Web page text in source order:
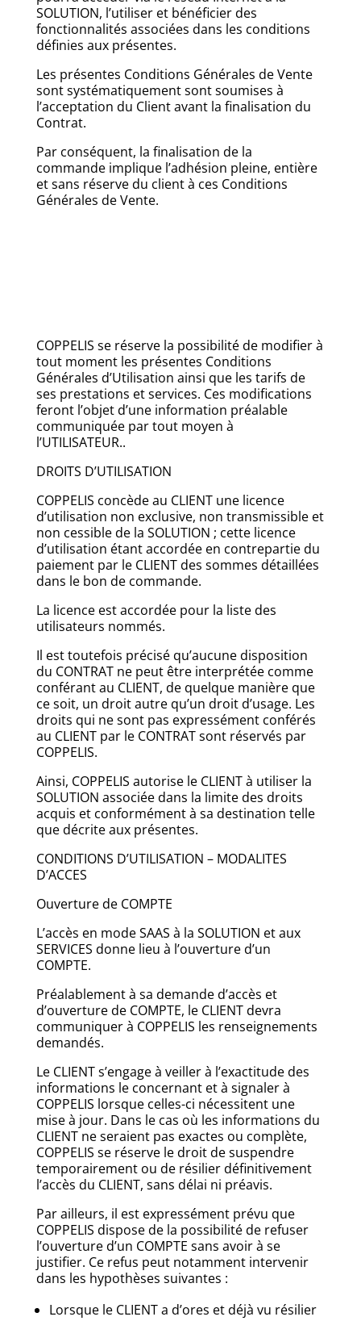
SOLUTION, l’utiliser et bénéficier des
fonctionnalités associées dans les conditions
définies aux présentes.
Les présentes Conditions Générales de Vente
sont systématiquement sont soumises à
l’acceptation du Client avant la finalisation du
Contrat.
Par conséquent, la finalisation de la
commande implique l’adhésion pleine, entière
et sans réserve du client à ces Conditions
Générales de Vente.
COPPELIS se réserve la possibilité de modifier à
tout moment les présentes Conditions
Générales d’Utilisation ainsi que les tarifs de
ses prestations et services. Ces modifications
feront l’objet d’une information préalable
communiquée par tout moyen à
l’UTILISATEUR..
DROITS D’UTILISATION
COPPELIS concède au CLIENT une licence
d’utilisation non exclusive, non transmissible et
non cessible de la SOLUTION ; cette licence
d’utilisation étant accordée en contrepartie du
paiement par le CLIENT des sommes détaillées
dans le bon de commande.
La licence est accordée pour la liste des
utilisateurs nommés.
Il est toutefois précisé qu’aucune disposition
du CONTRAT ne peut être interprétée comme
conférant au CLIENT, de quelque manière que
ce soit, un droit autre qu’un droit d’usage. Les
droits qui ne sont pas expressément conférés
au CLIENT par le CONTRAT sont réservés par
COPPELIS.
Ainsi, COPPELIS autorise le CLIENT à utiliser la
SOLUTION associée dans la limite des droits
acquis et conformément à sa destination telle
que décrite aux présentes.
CONDITIONS D’UTILISATION – MODALITES
D’ACCES
Ouverture de COMPTE
L’accès en mode SAAS à la SOLUTION et aux
SERVICES donne lieu à l’ouverture d’un
COMPTE.
Préalablement à sa demande d’accès et
d’ouverture de COMPTE, le CLIENT devra
communiquer à COPPELIS les renseignements
demandés.
Le CLIENT s’engage à veiller à l’exactitude des
informations le concernant et à signaler à
COPPELIS lorsque celles-ci nécessitent une
mise à jour. Dans le cas où les informations du
CLIENT ne seraient pas exactes ou complète,
COPPELIS se réserve le droit de suspendre
temporairement ou de résilier définitivement
l’accès du CLIENT, sans délai ni préavis.
Par ailleurs, il est expressément prévu que
COPPELIS dispose de la possibilité de refuser
l’ouverture d’un COMPTE sans avoir à se
justifier. Ce refus peut notamment intervenir
dans les hypothèses suivantes :
Lorsque le CLIENT a d’ores et déjà vu résilier